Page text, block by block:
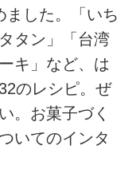
ました。「いち
タン」「台湾
キ」など、は
のレシピ。ぜ
。お菓子づく
いてのインタ